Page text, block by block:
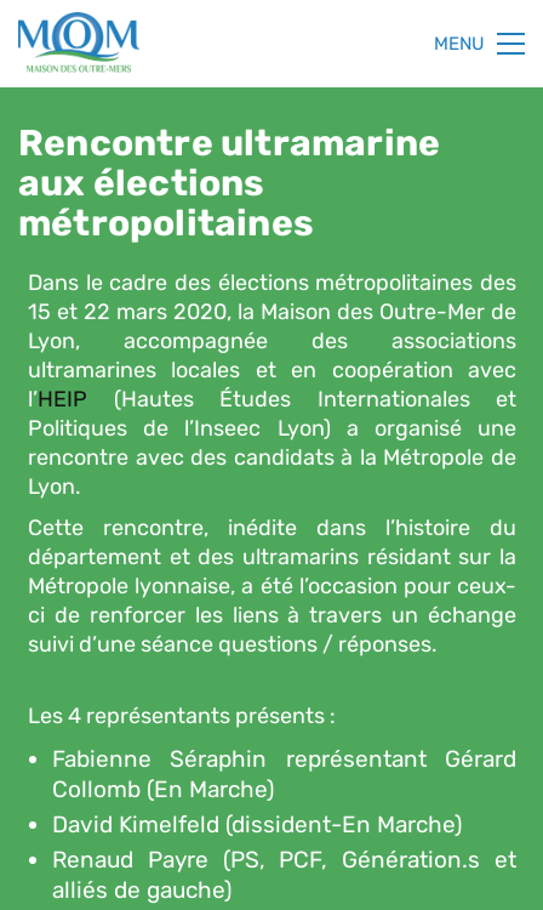
MENU
Rencontre ultramarine
aux élections
métropolitaines
Dans le cadre des élections métropolitaines des
15 et 22 mars 2020, la Maison des Outre-Mer de
Lyon, accompagnée des associations
ultramarines locales et en coopération avec
l’HEIP (Hautes Études Internationales et
Politiques de l’Inseec Lyon) a organisé une
rencontre avec des candidats à la Métropole de
Lyon.
Cette rencontre, inédite dans l’histoire du
département et des ultramarins résidant sur la
Métropole lyonnaise, a été l’occasion pour ceux-
ci de renforcer les liens à travers un échange
suivi d’une séance questions / réponses.
Les 4 représentants présents :
Fabienne Séraphin représentant Gérard
Collomb (En Marche)
David Kimelfeld (dissident-En Marche)
Renaud Payre (PS, PCF, Génération.s et
alliés de gauche)